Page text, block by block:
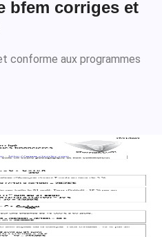
bfem corriges et
conforme aux programmes